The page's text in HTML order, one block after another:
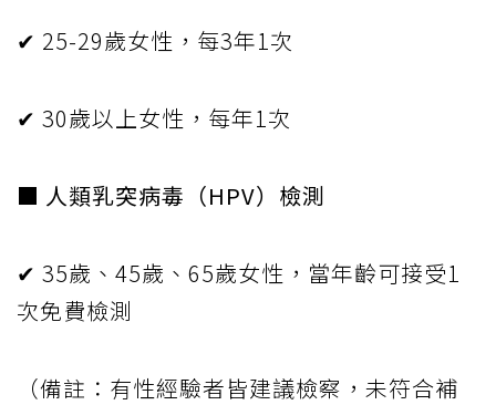
✔ 25-29歲女性，每3年1次
✔ 30歲以上女性，每年1次
■ 人類乳突病毒（HPV）檢測
✔ 35歲、45歲、65歲女性，當年齡可接受1
次免費檢測
（備註：有性經驗者皆建議檢察，未符合補